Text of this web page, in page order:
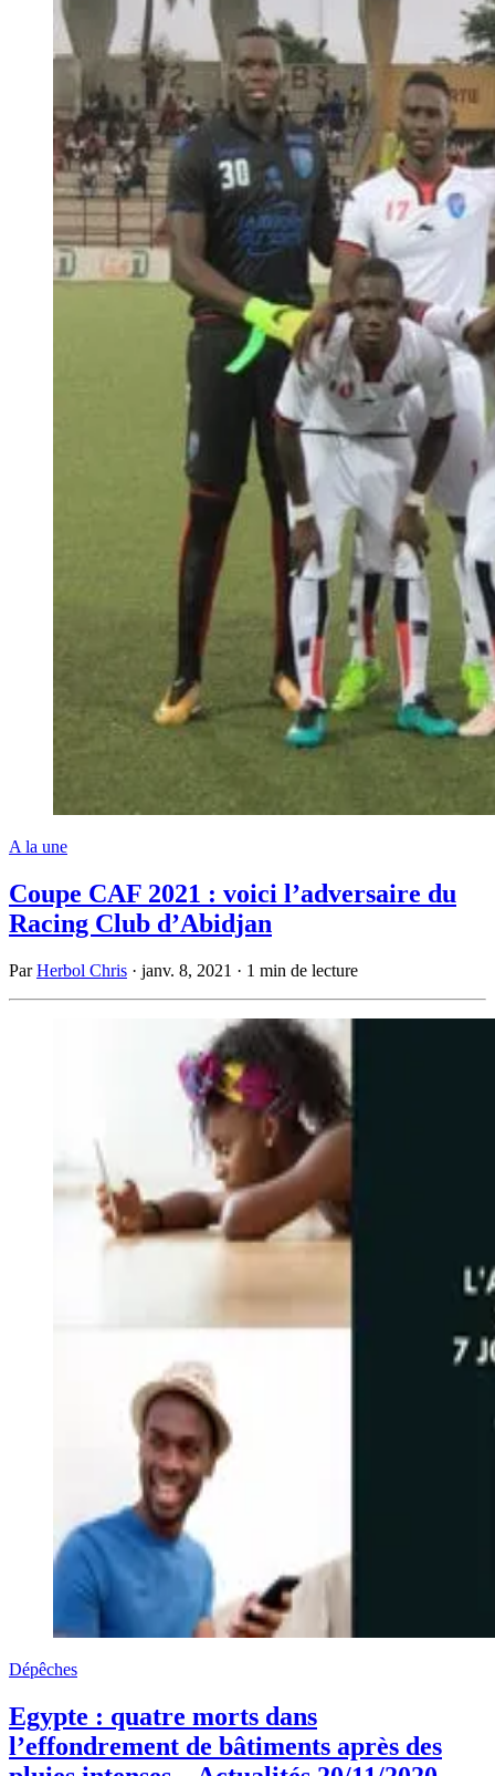
A la une
Coupe CAF 2021 : voici l’adversaire du
Racing Club d’Abidjan
ParHerbol Chris · janv. 8, 2021 · 1 min de lecture
Dépêches
Egypte : quatre morts dans
l’effondrement de bâtiments après des